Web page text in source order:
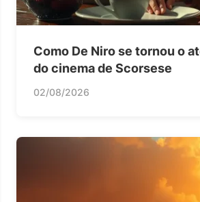
Como De Niro se tornou o
do cinema de Scorsese
02/08/2026